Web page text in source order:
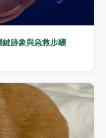
跡象與急救步驟